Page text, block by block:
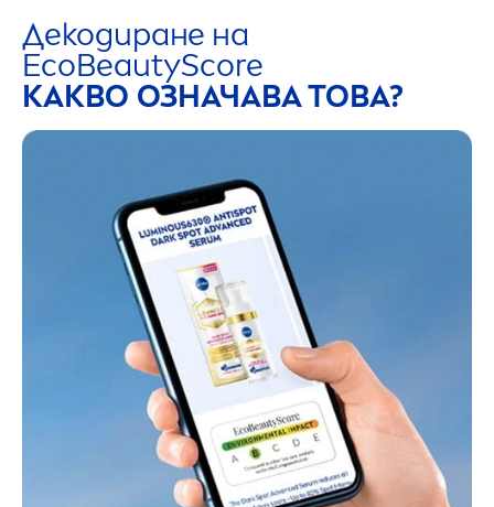
Декодиране на
EcoBeautyScore
КАКВО ОЗНАЧАВА ТОВА?